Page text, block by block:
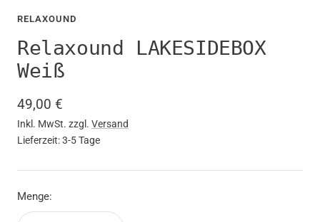
gehengehengehen
RELAXOUND
Relaxound LAKESIDEBOX
Weiß
Angebotspreis
49,00 €
Inkl. MwSt. zzgl. Versand
Lieferzeit: 3-5 Tage
Menge: